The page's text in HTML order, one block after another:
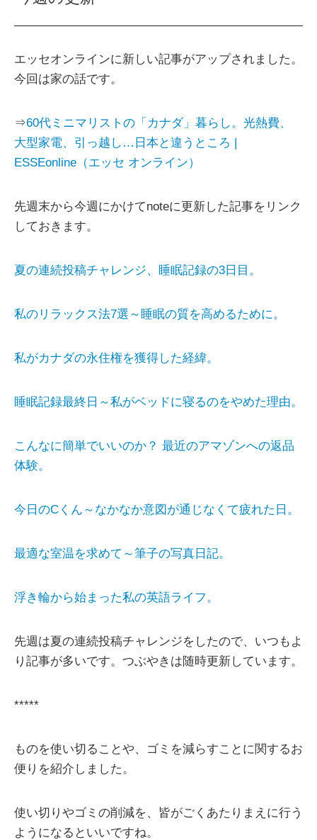
エッセオンラインに新しい記事がアップされました。
今回は家の話です。
⇒60代ミニマリストの「カナダ」暮らし。光熱費、
大型家電、引っ越し…日本と違うところ |
ESSEonline（エッセ オンライン）
先週末から今週にかけてnoteに更新した記事をリンク
しておきます。
夏の連続投稿チャレンジ、睡眠記録の3日目。
私のリラックス法7選～睡眠の質を高めるために。
私がカナダの永住権を獲得した経緯。
睡眠記録最終日～私がベッドに寝るのをやめた理由。
こんなに簡単でいいのか？ 最近のアマゾンへの返品
体験。
今日のCくん～なかなか意図が通じなくて疲れた日。
最適な室温を求めて～筆子の写真日記。
浮き輪から始まった私の英語ライフ。
先週は夏の連続投稿チャレンジをしたので、いつもよ
り記事が多いです。つぶやきは随時更新しています。
*****
ものを使い切ることや、ゴミを減らすことに関するお
便りを紹介しました。
使い切りやゴミの削減を、皆がごくあたりまえに行う
ようになるといいですね。